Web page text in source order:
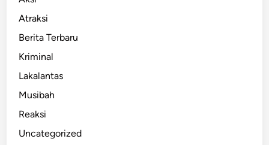
Atraksi
Berita Terbaru
Kriminal
Lakalantas
Musibah
Reaksi
Uncategorized